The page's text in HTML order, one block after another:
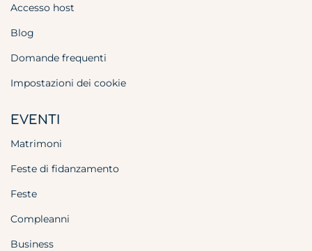
Accesso host
Blog
Domande frequenti
Impostazioni dei cookie
EVENTI
Matrimoni
Feste di fidanzamento
Feste
Compleanni
Business